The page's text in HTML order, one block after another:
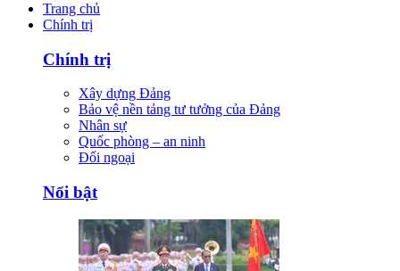
Trang chủ
Chính trị
Chính trị
Xây dựng Đảng
Bảo vệ nền tảng tư tưởng của Đảng
Nhân sự
Quốc phòng – an ninh
Đối ngoại
Nổi bật